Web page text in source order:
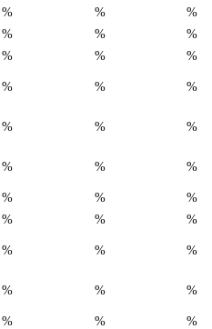
% %
%
% %
%
% %
%
% % %
% % %
% % %
% %
%
% %
%
% % %
% % %
% %
%